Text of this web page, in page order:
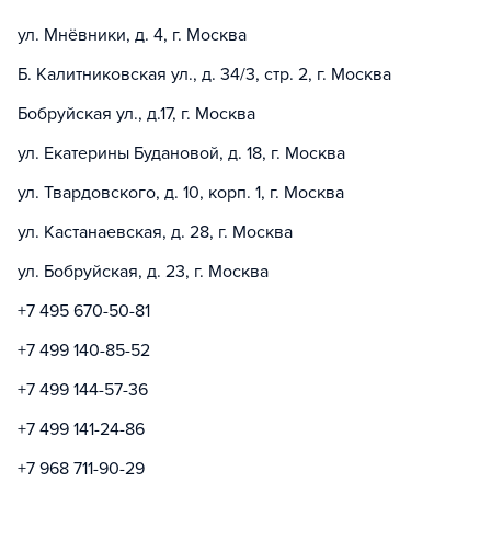
ул. Мнёвники, д. 4, г. Москва
Б. Калитниковская ул., д. 34/3, стр. 2, г. Москва
Бобруйская ул., д.17, г. Москва
ул. Екатерины Будановой, д. 18, г. Москва
ул. Твардовского, д. 10, корп. 1, г. Москва
ул. Кастанаевская, д. 28, г. Москва
ул. Бобруйская, д. 23, г. Москва
+7 495 670-50-81
+7 499 140-85-52
+7 499 144-57-36
+7 499 141-24-86
+7 968 711-90-29